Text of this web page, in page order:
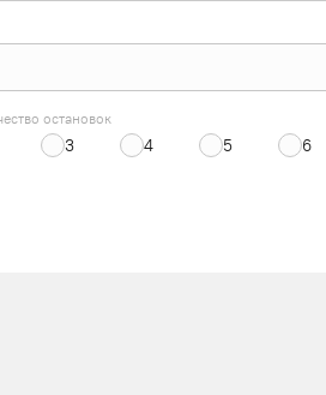
остановок
3 4 5 6